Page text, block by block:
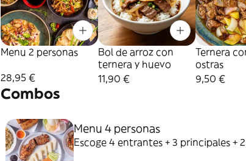
Menu 2 personas
28,95 €
Bol de arroz con
ternera y huevo
11,90 €
Ternera
ostras
9,50 €
Combos
Menu 4 personas
Escoge 4 entrantes + 3 principales +